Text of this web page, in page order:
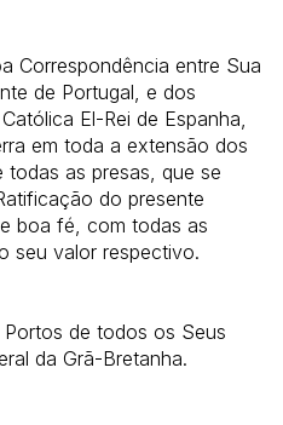
Correspondência entre Sua
de Portugal, e dos
El-Rei de Espanha,
em toda a extensão dos
todas as presas, que se
do presente
boa fé, com todas as
seu valor respectivo.
de todos os Seus
da Grã-Bretanha.